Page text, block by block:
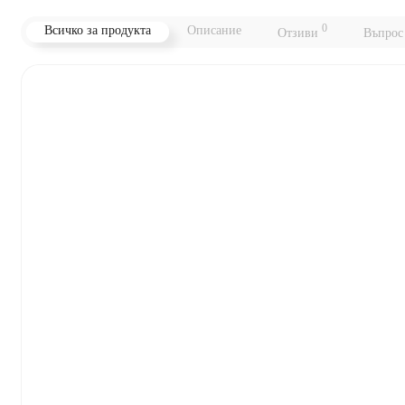
Всичко за продукта Описание Отзиви 0